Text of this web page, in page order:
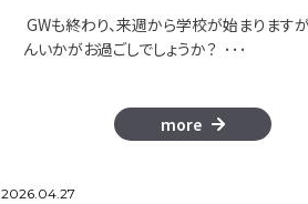
GWも終わり、来週から学校が始まります
んいかがお過ごしでしょうか？ ･･･
more
2026.04.27